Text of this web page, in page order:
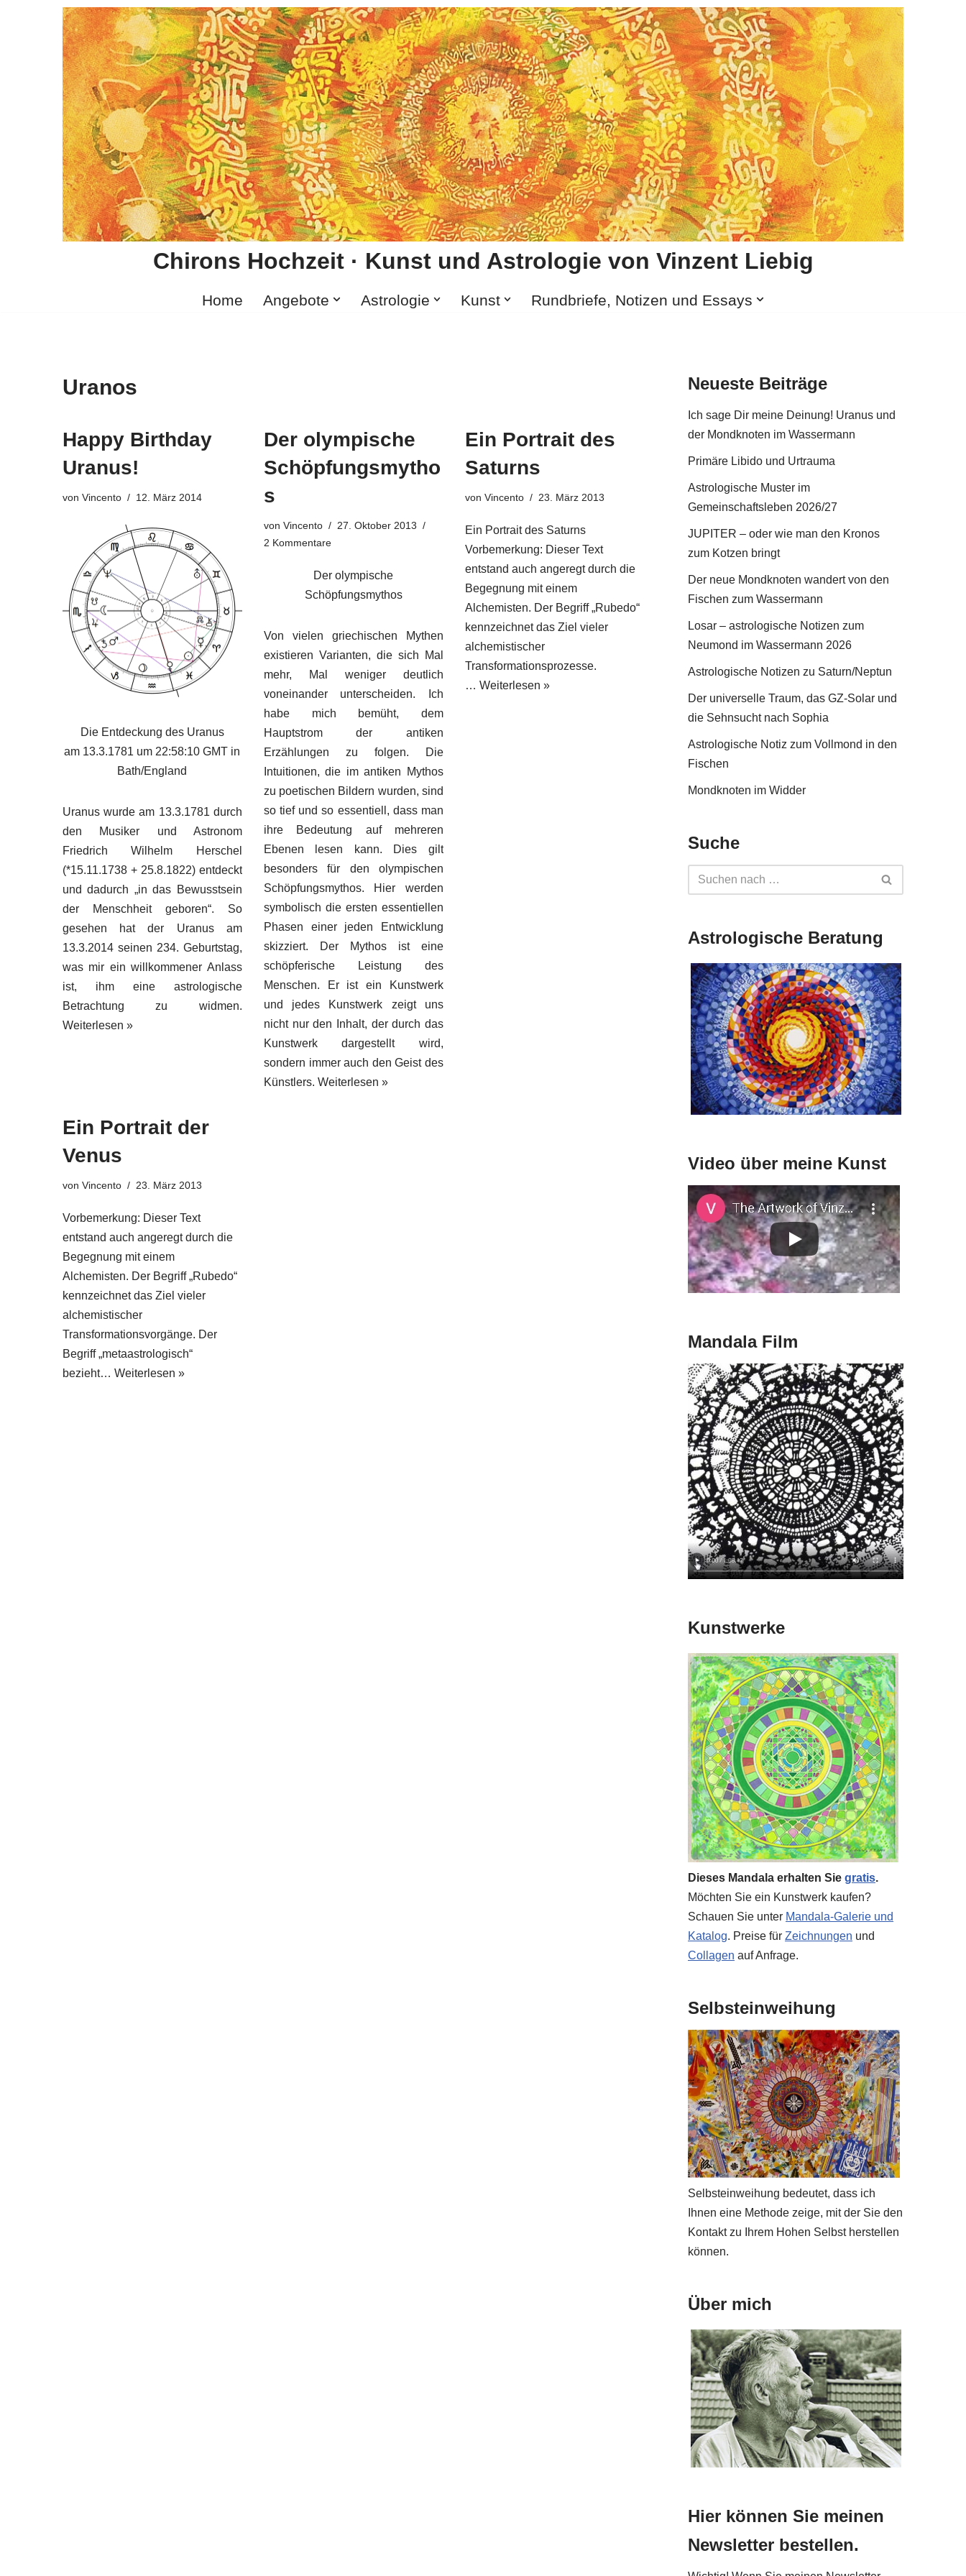
Chirons Hochzeit · Kunst und Astrologie von Vinzent Liebig
Home Angebote Astrologie Kunst Rundbriefe, Notizen und Essays
Uranos
Happy Birthday
Uranus!
von Vincento 12. März 2014
Die Entdeckung des Uranus
am 13.3.1781 um 22:58:10 GMT in
Bath/England
Uranus wurde am 13.3.1781 durch
den Musiker und Astronom
Friedrich Wilhelm Herschel
(*15.11.1738 + 25.8.1822) entdeckt
und dadurch „in das Bewusstsein
der Menschheit geboren“. So
gesehen hat der Uranus am
13.3.2014 seinen 234. Geburtstag,
was mir ein willkommener Anlass
ist, ihm eine astrologische
Betrachtung zu widmen.
Weiterlesen »
Der olympische
Schöpfungsmytho
s
von Vincento
27. Oktober 2013
2 Kommentare
Der olympische
Schöpfungsmythos
Von vielen griechischen Mythen
existieren Varianten, die sich Mal
mehr, Mal weniger deutlich
voneinander unterscheiden. Ich
habe mich bemüht, dem
Hauptstrom der antiken
Erzählungen zu folgen. Die
Intuitionen, die im antiken Mythos
zu poetischen Bildern wurden, sind
so tief und so essentiell, dass man
ihre Bedeutung auf mehreren
Ebenen lesen kann. Dies gilt
besonders für den olympischen
Schöpfungsmythos. Hier werden
symbolisch die ersten essentiellen
Phasen einer jeden Entwicklung
skizziert. Der Mythos ist eine
schöpferische Leistung des
Menschen. Er ist ein Kunstwerk
und jedes Kunstwerk zeigt uns
nicht nur den Inhalt, der durch das
Kunstwerk dargestellt wird,
sondern immer auch den Geist des
Künstlers. Weiterlesen »
Ein Portrait des
Saturns
von Vincento 23. März 2013
Ein Portrait des Saturns
Vorbemerkung: Dieser Text
entstand auch angeregt durch die
Begegnung mit einem
Alchemisten. Der Begriff „Rubedo“
kennzeichnet das Ziel vieler
alchemistischer
Transformationsprozesse.
… Weiterlesen »
Ein Portrait der
Venus
von Vincento 23. März 2013
Vorbemerkung: Dieser Text
entstand auch angeregt durch die
Begegnung mit einem
Alchemisten. Der Begriff „Rubedo“
kennzeichnet das Ziel vieler
alchemistischer
Transformationsvorgänge. Der
Begriff „metaastrologisch“
bezieht… Weiterlesen »
Neueste Beiträge
Ich sage Dir meine Deinung! Uranus und
der Mondknoten im Wassermann
Primäre Libido und Urtrauma
Astrologische Muster im
Gemeinschaftsleben 2026/27
JUPITER – oder wie man den Kronos
zum Kotzen bringt
Der neue Mondknoten wandert von den
Fischen zum Wassermann
Losar – astrologische Notizen zum
Neumond im Wassermann 2026
Astrologische Notizen zu Saturn/Neptun
Der universelle Traum, das GZ-Solar und
die Sehnsucht nach Sophia
Astrologische Notiz zum Vollmond in den
Fischen
Mondknoten im Widder
Suche
Astrologische Beratung
Video über meine Kunst
Mandala Film
Kunstwerke
Dieses Mandala erhalten Sie gratis.
Möchten Sie ein Kunstwerk kaufen?
Schauen Sie unter Mandala-Galerie und
Katalog. Preise für Zeichnungen und
Collagen auf Anfrage.
Selbsteinweihung
Selbsteinweihung bedeutet, dass ich
Ihnen eine Methode zeige, mit der Sie den
Kontakt zu Ihrem Hohen Selbst herstellen
können.
Über mich
Hier können Sie meinen
Newsletter bestellen.